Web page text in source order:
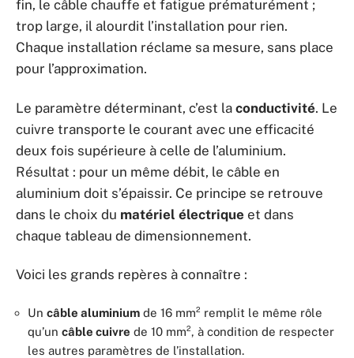
fin, le câble chauffe et fatigue prématurément ;
trop large, il alourdit l’installation pour rien.
Chaque installation réclame sa mesure, sans place
pour l’approximation.
Le paramètre déterminant, c’est la conductivité. Le
cuivre transporte le courant avec une efficacité
deux fois supérieure à celle de l’aluminium.
Résultat : pour un même débit, le câble en
aluminium doit s’épaissir. Ce principe se retrouve
dans le choix du matériel électrique et dans
chaque tableau de dimensionnement.
Voici les grands repères à connaître :
Un câble aluminium de 16 mm² remplit le même rôle
qu’un câble cuivre de 10 mm², à condition de respecter
les autres paramètres de l’installation.